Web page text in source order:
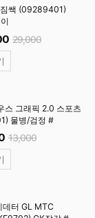
짐쌕 (09289401)
29,000
스 그래픽 2.0 스포츠
물병/검정 #
13,000
데터 GL MTC